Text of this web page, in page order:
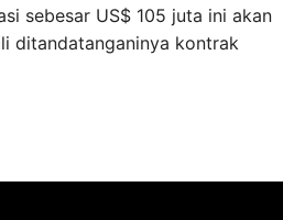
sebesar US$ 105 juta ini akan
ditandatanganinya kontrak